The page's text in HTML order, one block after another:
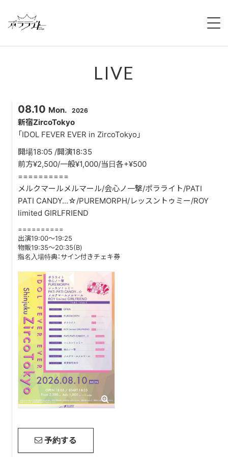
NEWS
REGULATION
LIVE
DISCOGRAPHY
FANLETTER
SHOP
COMPANY
LIVE
08.10 Mon. 2026
新宿ZircoTokyo
「IDOL FEVER EVER in ZircoTokyo」
開場18:05 /開演18:35
前方¥2,500/一般¥1,000/当日各+¥500
==========
メルクマールメルマール/会心ノ一撃/ポラライト/PATI
PATI CANDY...☆/PUREMORPH/レッスントゥミー/ROY
limited GIRLFRIEND
==========
出演19:00～19:25
物販19:35～20:35(B)
指名入場特典：サイン付きチェキ券
予約する